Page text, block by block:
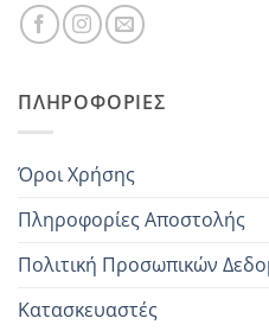
ΠΛΗΡΟΦΟΡΊΕΣ
Όροι Χρήσης
Πληροφορίες Αποστολής
Πολιτική Προσωπικών
Κατασκευαστές